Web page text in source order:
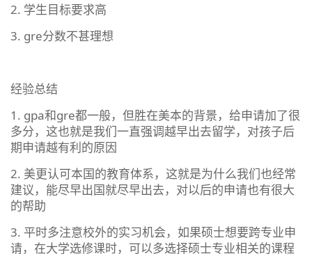
2. 学生目标要求高
3. gre分数不甚理想
经验总结
1. gpa和gre都一般，但胜在美本的背景，给申请加了很
多分，这也就是我们一直强调越早出去留学，对孩子后
期申请越有利的原因
2. 美更认可本国的教育体系，这就是为什么我们也经常
建议，能尽早出国就尽早出去，对以后的申请也有很大
的帮助
3. 平时多注意校外的实习机会，如果硕士想要跨专业申
请，在大学选修课时，可以多选择硕士专业相关的课程